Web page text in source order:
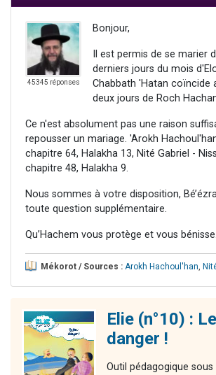
45345 réponses
Bonjour,
Il est permis de se marier
derniers jours du mois
Chabbath 'Hatan coïncide
deux jours de Roch
Ce n'est absolument pas une raison
repousser un mariage. 'Arokh
chapitre 64, Halakha 13, Nité Gabriel -
chapitre 48, Halakha 9.
Nous sommes à votre disposition,
toute question supplémentaire.
Qu’Hachem vous protège et vous bénisse.
Mékorot / Sources : Arokh Hachoul'han,
Elie (n°10) :
danger !
Outil pédagogique